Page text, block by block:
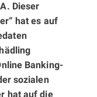
Dieser
hat es auf
Banking-
sozialen
hat auf die